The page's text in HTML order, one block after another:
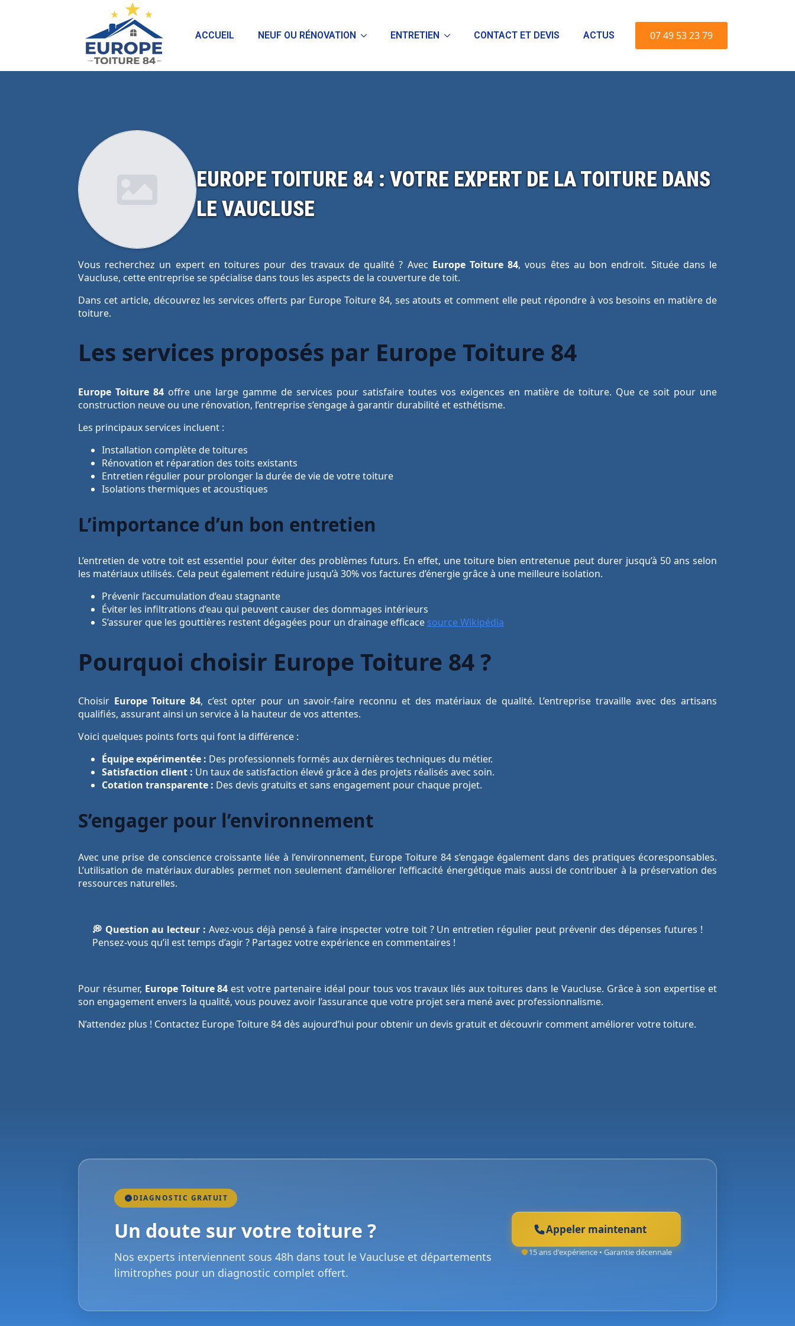
ACCUEIL NEUF OU RÉNOVATION ENTRETIEN CONTACT ET DEVIS ACTUS 07 49 53 23 79
EUROPE TOITURE 84 : VOTRE EXPERT DE LA TOITURE DANS
LE VAUCLUSE
Vous recherchez un expert en toitures pour des travaux de qualité ? Avec Europe Toiture 84, vous êtes au bon endroit. Située dans le
Vaucluse, cette entreprise se spécialise dans tous les aspects de la couverture de toit.
Dans cet article, découvrez les services offerts par Europe Toiture 84, ses atouts et comment elle peut répondre à vos besoins en matière de
toiture.
Les services proposés par Europe Toiture 84
Europe Toiture 84offre une large gamme de services pour satisfaire toutes vos exigences en matière de toiture. Que ce soit pour une
construction neuve ou une rénovation, l’entreprise s’engage à garantir durabilité et esthétisme.
Les principaux services incluent :
Installation complète de toitures
Rénovation et réparation des toits existants
Entretien régulier pour prolonger la durée de vie de votre toiture
Isolations thermiques et acoustiques
L’importance d’un bon entretien
L’entretien de votre toit est essentiel pour éviter des problèmes futurs. En effet, une toiture bien entretenue peut durer jusqu’à 50 ans selon
les matériaux utilisés. Cela peut également réduire jusqu’à 30% vos factures d’énergie grâce à une meilleure isolation.
Prévenir l’accumulation d’eau stagnante
Éviter les infiltrations d’eau qui peuvent causer des dommages intérieurs
S’assurer que les gouttières restent dégagées pour un drainage efficace source Wikipédia
Pourquoi choisir Europe Toiture 84 ?
Choisir Europe Toiture 84, c’est opter pour un savoir-faire reconnu et des matériaux de qualité. L’entreprise travaille avec des artisans
qualifiés, assurant ainsi un service à la hauteur de vos attentes.
Voici quelques points forts qui font la différence :
Équipe expérimentée : Des professionnels formés aux dernières techniques du métier.
Satisfaction client : Un taux de satisfaction élevé grâce à des projets réalisés avec soin.
Cotation transparente : Des devis gratuits et sans engagement pour chaque projet.
S’engager pour l’environnement
Avec une prise de conscience croissante liée à l’environnement, Europe Toiture 84 s’engage également dans des pratiques écoresponsables.
L’utilisation de matériaux durables permet non seulement d’améliorer l’efficacité énergétique mais aussi de contribuer à la préservation des
ressources naturelles.
💭 Question au lecteur : Avez-vous déjà pensé à faire inspecter votre toit ? Un entretien régulier peut prévenir des dépenses futures !
Pensez-vous qu’il est temps d’agir ? Partagez votre expérience en commentaires !
Pour résumer, Europe Toiture 84 est votre partenaire idéal pour tous vos travaux liés aux toitures dans le Vaucluse. Grâce à son expertise et
son engagement envers la qualité, vous pouvez avoir l’assurance que votre projet sera mené avec professionnalisme.
N’attendez plus ! Contactez Europe Toiture 84 dès aujourd’hui pour obtenir un devis gratuit et découvrir comment améliorer votre toiture.
DIAGNOSTIC GRATUIT
Un doute sur votre toiture ?
Nos experts interviennent sous 48h dans tout le Vaucluse et départements
limitrophes pour un diagnostic complet offert.
Appeler maintenant
15 ans d'expérience • Garantie décennale